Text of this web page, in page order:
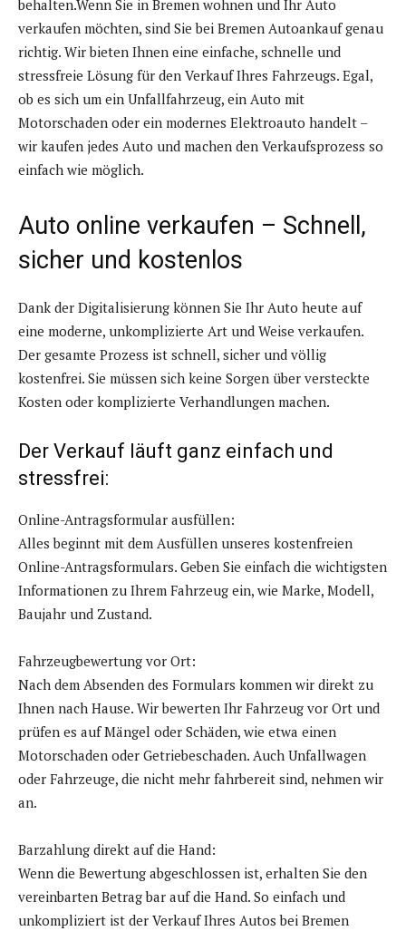
behalten.Wenn Sie in Bremen wohnen und Ihr Auto
verkaufen möchten, sind Sie bei Bremen Autoankauf genau
richtig. Wir bieten Ihnen eine einfache, schnelle und
stressfreie Lösung für den Verkauf Ihres Fahrzeugs. Egal,
ob es sich um ein Unfallfahrzeug, ein Auto mit
Motorschaden oder ein modernes Elektroauto handelt –
wir kaufen jedes Auto und machen den Verkaufsprozess so
einfach wie möglich.
Auto online verkaufen – Schnell,
sicher und kostenlos
Dank der Digitalisierung können Sie Ihr Auto heute auf
eine moderne, unkomplizierte Art und Weise verkaufen.
Der gesamte Prozess ist schnell, sicher und völlig
kostenfrei. Sie müssen sich keine Sorgen über versteckte
Kosten oder komplizierte Verhandlungen machen.
Der Verkauf läuft ganz einfach und
stressfrei:
Online-Antragsformular ausfüllen:
Alles beginnt mit dem Ausfüllen unseres kostenfreien
Online-Antragsformulars. Geben Sie einfach die wichtigsten
Informationen zu Ihrem Fahrzeug ein, wie Marke, Modell,
Baujahr und Zustand.
Fahrzeugbewertung vor Ort:
Nach dem Absenden des Formulars kommen wir direkt zu
Ihnen nach Hause. Wir bewerten Ihr Fahrzeug vor Ort und
prüfen es auf Mängel oder Schäden, wie etwa einen
Motorschaden oder Getriebeschaden. Auch Unfallwagen
oder Fahrzeuge, die nicht mehr fahrbereit sind, nehmen wir
an.
Barzahlung direkt auf die Hand:
Wenn die Bewertung abgeschlossen ist, erhalten Sie den
vereinbarten Betrag bar auf die Hand. So einfach und
unkompliziert ist der Verkauf Ihres Autos bei Bremen